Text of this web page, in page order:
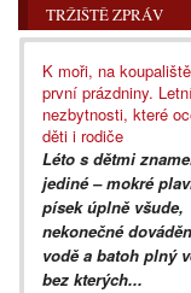
TRŽIŠTĚ ZPRÁV
K moři, na
první prázdniny.
nezbytnosti, které
děti i rodiče
Léto s dětmi
jediné – mokré
písek úplně všude,
nekonečné
vodě a batoh plný
bez kterých...